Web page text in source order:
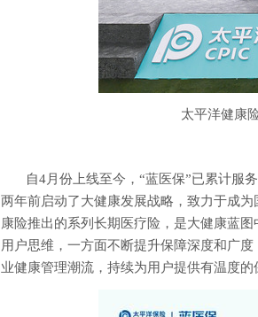
太平洋健康
自4月份上线至今，“蓝医保”已累计服
两年前启动了大健康发展战略，致力于成
康险推出的系列长期医疗险，是大健康蓝
用户思维，一方面不断提升保障深度和广
业健康管理潮流，持续为用户提供有温度